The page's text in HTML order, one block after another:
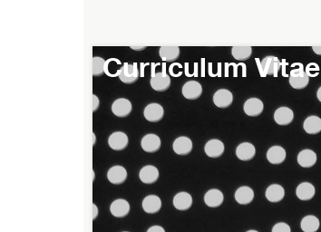
Curriculum Vitae